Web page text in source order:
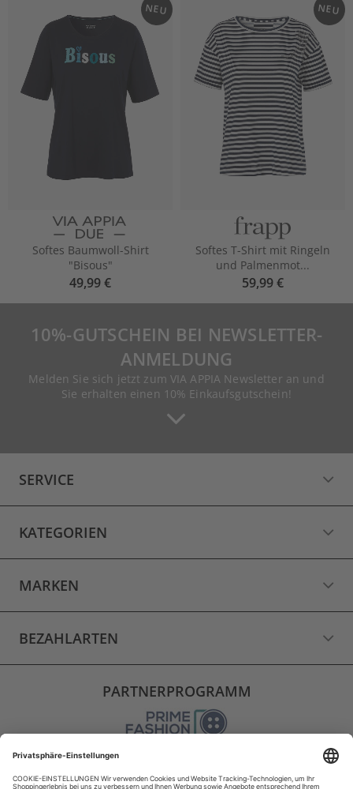
NEU
Softes Baumwoll-Shirt
"Bisous"
49,99 €
NEU
Softes T-Shirt mit Ringeln
und Palmenmot...
59,99 €
10%-GUTSCHEIN BEI NEWSLETTER-
ANMELDUNG
Melden Sie sich jetzt zum VIA APPIA Newsletter an und
Sie erhalten einen 10% Einkaufsgutschein!
SERVICE
KATEGORIEN
MARKEN
BEZAHLARTEN
PARTNERPROGRAMM